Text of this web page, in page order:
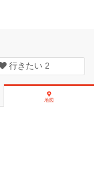
行きたい 2
地図